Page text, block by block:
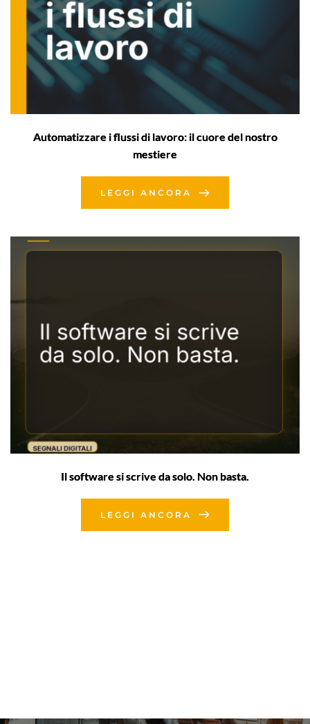
Automatizzare i flussi di lavoro: il cuore del nostro
mestiere
LEGGI ANCORA
Il software si scrive da solo. Non basta.
LEGGI ANCORA